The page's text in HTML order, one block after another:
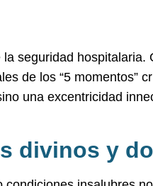
seguridad hospitalaria.
de los “5 momentos”
una excentricidad
divinos y